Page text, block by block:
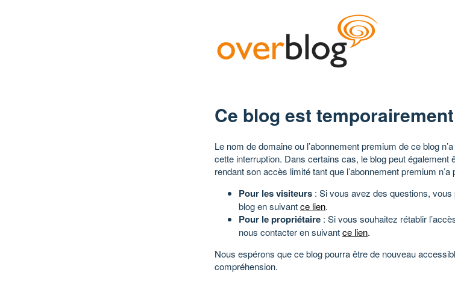
Ce blog est
Le nom de domaine ou l’abonnement premium de ce blog
cette interruption. Dans certains cas, le blog peut également
rendant son accès limité tant que l’abonnement premium n’a
Pour les visiteurs : Si vous avez des questions,
blog en suivantce lien.
Pour le propriétaire : Si vous souhaitez rétablir
nous contacter en suivantce lien.
Nous espérons que ce blog pourra être de nouveau
compréhension.